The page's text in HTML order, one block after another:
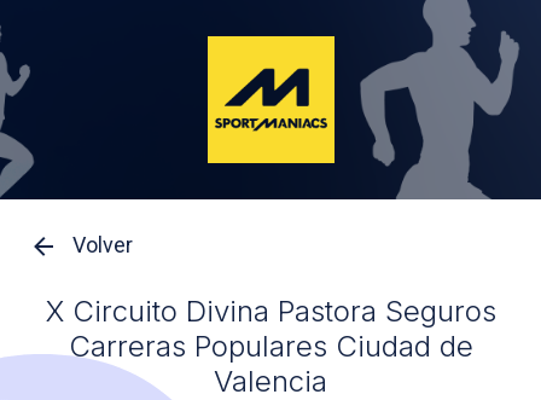
Volver
X Circuito Divina Pastora Seguros
Carreras Populares Ciudad de
Valencia